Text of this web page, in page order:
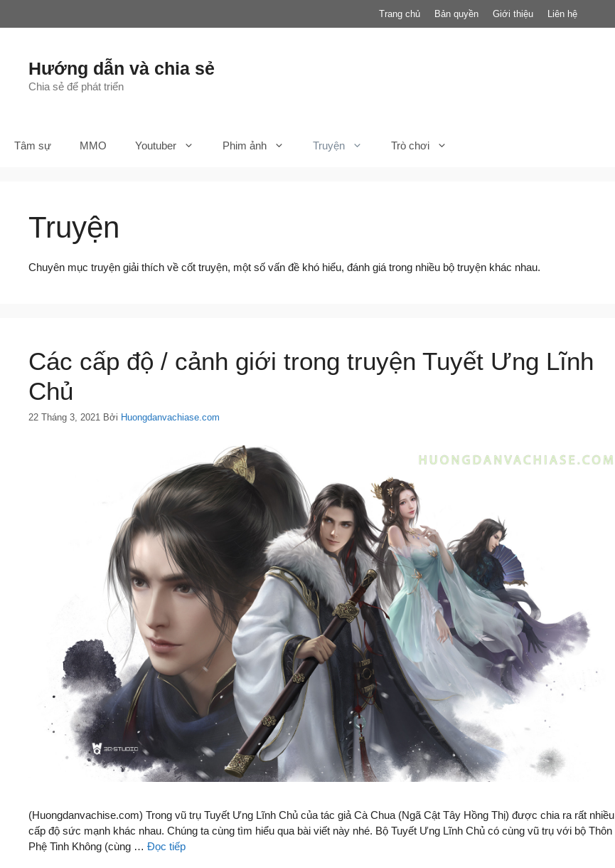
Trang chủ Bản quyền Giới thiệu Liên hệ
Hướng dẫn và chia sẻ
Chia sẻ để phát triển
Tâm sự MMO Youtuber Phim ảnh Truyện Trò chơi
Truyện
Chuyên mục truyện giải thích về cốt truyện, một số vấn đề khó hiểu, đánh giá trong nhiều bộ truyện khác nhau.
Các cấp độ / cảnh giới trong truyện Tuyết Ưng Lĩnh
Chủ
22 Tháng 3, 2021 Bởi Huongdanvachiase.com
(Huongdanvachise.com) Trong vũ trụ Tuyết Ưng Lĩnh Chủ của tác giả Cà Chua (Ngã Cật Tây Hồng Thị) được chia ra rất nhiều
cấp độ sức mạnh khác nhau. Chúng ta cùng tìm hiểu qua bài viết này nhé. Bộ Tuyết Ưng Lĩnh Chủ có cùng vũ trụ với bộ Thôn
Phệ Tinh Không (cùng … Đọc tiếp